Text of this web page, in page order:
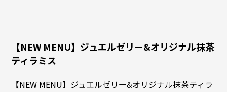
【NEW MENU】ジュエルゼリー&オリジナル抹茶
ティラミス
【NEW MENU】ジュエルゼリー&オリジナル抹茶ティラ